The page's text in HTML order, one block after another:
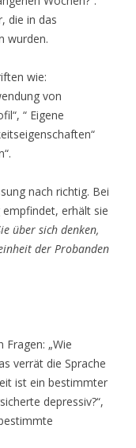
die in das
wurden.
wie:
von
“ Eigene
nach richtig. Bei
erhält sie
über sich denken,
der Probanden
„Wie
verrät die Sprache
ist ein bestimmter
depressiv?“,